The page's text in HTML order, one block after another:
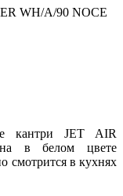
кантри JET AIR
в белом цвете
смотрится в кухнях